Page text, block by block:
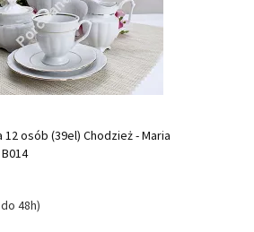
osób (39el) Chodzież - Maria
48h)